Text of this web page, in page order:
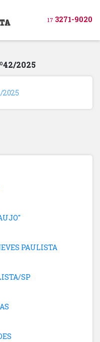
17 3271-9020
2025
2025
PAULISTA
SP